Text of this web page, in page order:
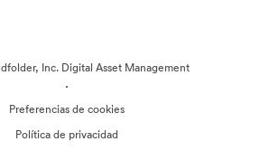
Inc. Digital Asset Management
·
Preferencias de cookies
Política de privacidad